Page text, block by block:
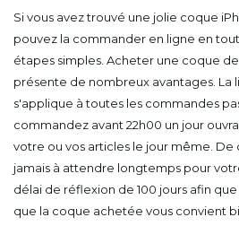
Si vous avez trouvé une jolie coque
pouvez la commander en ligne en
étapes simples. Acheter une coque
présente de nombreux avantages. La
s'applique à toutes les commandes
commandez avant 22h00 un jour
votre ou vos articles le jour même. De
jamais à attendre longtemps pour
délai de réflexion de 100 jours afin
que la coque achetée vous convient